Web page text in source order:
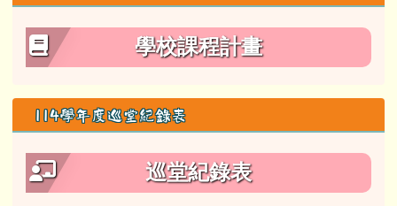
學校課程計畫
114學年度巡堂紀錄表
巡堂紀錄表